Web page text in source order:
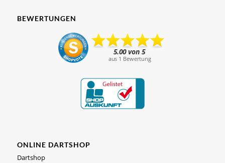
BEWERTUNGEN
ONLINE DARTSHOP
Dartshop